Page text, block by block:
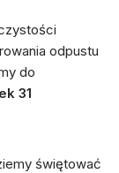
odpustu
do
31
świętować